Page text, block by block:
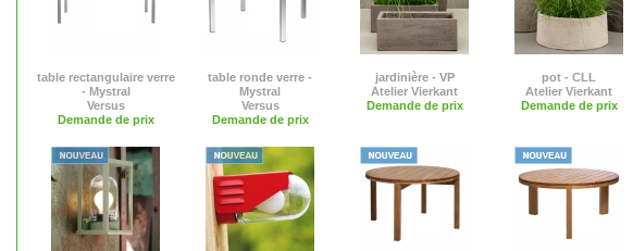
table rectangulaire verre
- Mystral
Versus
Demande de prix
table ronde verre -
Mystral
Versus
Demande de prix
jardinière - VP
Atelier Vierkant
Demande de prix
pot - CLL
Atelier Vierkant
Demande de prix